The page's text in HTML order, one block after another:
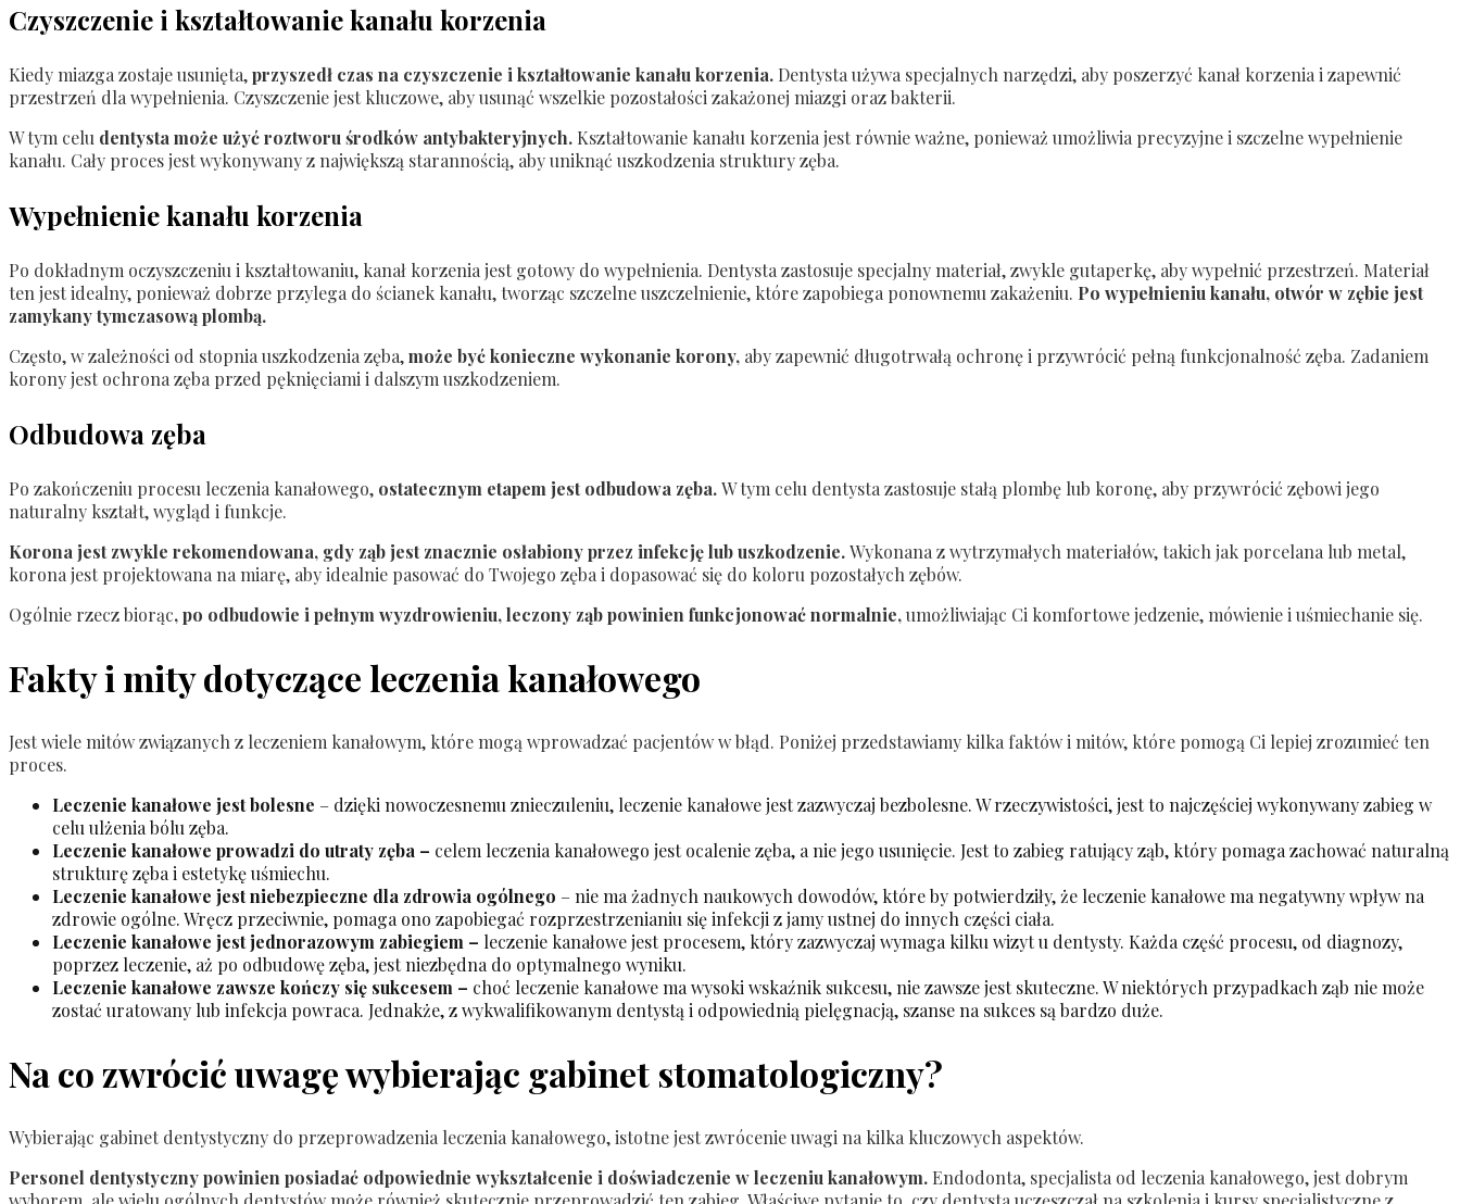
Czyszczenie i kształtowanie kanału korzenia
Kiedy miazga zostaje usunięta,przyszedł czas na czyszczenie i kształtowanie kanału korzenia. Dentysta używa specjalnych narzędzi, aby poszerzyć kanał korzenia i zapewnić
przestrzeń dla wypełnienia. Czyszczenie jest kluczowe, aby usunąć wszelkie pozostałości zakażonej miazgi oraz bakterii.
W tym celu dentysta może użyć roztworu środków antybakteryjnych. Kształtowanie kanału korzenia jest równie ważne, ponieważ umożliwia precyzyjne i szczelne wypełnienie
kanału. Cały proces jest wykonywany z największą starannością, aby uniknąć uszkodzenia struktury zęba.
Wypełnienie kanału korzenia
Po dokładnym oczyszczeniu i kształtowaniu, kanał korzenia jest gotowy do wypełnienia. Dentysta zastosuje specjalny materiał, zwykle gutaperkę, aby wypełnić przestrzeń. Materiał
ten jest idealny, ponieważ dobrze przylega do ścianek kanału, tworząc szczelne uszczelnienie, które zapobiega ponownemu zakażeniu. Po wypełnieniu kanału, otwór w zębie jest
zamykany tymczasową plombą.
Często, w zależności od stopnia uszkodzenia zęba,może być konieczne wykonanie korony, aby zapewnić długotrwałą ochronę i przywrócić pełną funkcjonalność zęba. Zadaniem
korony jest ochrona zęba przed pęknięciami i dalszym uszkodzeniem.
Odbudowa zęba
Po zakończeniu procesu leczenia kanałowego, ostatecznym etapem jest odbudowa zęba.W tym celu dentysta zastosuje stałą plombę lub koronę, aby przywrócić zębowi jego
naturalny kształt, wygląd i funkcje.
Korona jest zwykle rekomendowana, gdy ząb jest znacznie osłabiony przez infekcję lub uszkodzenie.Wykonana z wytrzymałych materiałów, takich jak porcelana lub metal,
korona jest projektowana na miarę, aby idealnie pasować do Twojego zęba i dopasować się do koloru pozostałych zębów.
Ogólnie rzecz biorąc, po odbudowie i pełnym wyzdrowieniu, leczony ząb powinien funkcjonować normalnie,umożliwiając Ci komfortowe jedzenie, mówienie i uśmiechanie się.
Fakty i mity dotyczące leczenia kanałowego
Jest wiele mitów związanych z leczeniem kanałowym, które mogą wprowadzać pacjentów w błąd. Poniżej przedstawiamy kilka faktów i mitów, które pomogą Ci lepiej zrozumieć ten
proces.
Leczenie kanałowe jest bolesne – dzięki nowoczesnemu znieczuleniu, leczenie kanałowe jest zazwyczaj bezbolesne. W rzeczywistości, jest to najczęściej wykonywany zabieg w
celu ulżenia bólu zęba.
Leczenie kanałowe prowadzi do utraty zęba – celem leczenia kanałowego jest ocalenie zęba, a nie jego usunięcie. Jest to zabieg ratujący ząb, który pomaga zachować naturalną
strukturę zęba i estetykę uśmiechu.
Leczenie kanałowe jest niebezpieczne dla zdrowia ogólnego – nie ma żadnych naukowych dowodów, które by potwierdziły, że leczenie kanałowe ma negatywny wpływ na
zdrowie ogólne. Wręcz przeciwnie, pomaga ono zapobiegać rozprzestrzenianiu się infekcji z jamy ustnej do innych części ciała.
Leczenie kanałowe jest jednorazowym zabiegiem – leczenie kanałowe jest procesem, który zazwyczaj wymaga kilku wizyt u dentysty. Każda część procesu, od diagnozy,
poprzez leczenie, aż po odbudowę zęba, jest niezbędna do optymalnego wyniku.
Leczenie kanałowe zawsze kończy się sukcesem – choć leczenie kanałowe ma wysoki wskaźnik sukcesu, nie zawsze jest skuteczne. W niektórych przypadkach ząb nie może
zostać uratowany lub infekcja powraca. Jednakże, z wykwalifikowanym dentystą i odpowiednią pielęgnacją, szanse na sukces są bardzo duże.
Na co zwrócić uwagę wybierając gabinet stomatologiczny?
Wybierając gabinet dentystyczny do przeprowadzenia leczenia kanałowego, istotne jest zwrócenie uwagi na kilka kluczowych aspektów.
Personel dentystyczny powinien posiadać odpowiednie wykształcenie i doświadczenie w leczeniu kanałowym. Endodonta, specjalista od leczenia kanałowego, jest dobrym